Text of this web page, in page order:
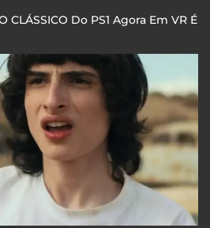
Do PS1 Agora Em VR É